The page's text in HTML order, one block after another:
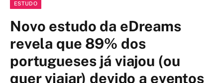
ESTUDO
Novo estudo da eDreams
revela que 89% dos
portugueses já viajou (ou
quer viajar) devido a eventos